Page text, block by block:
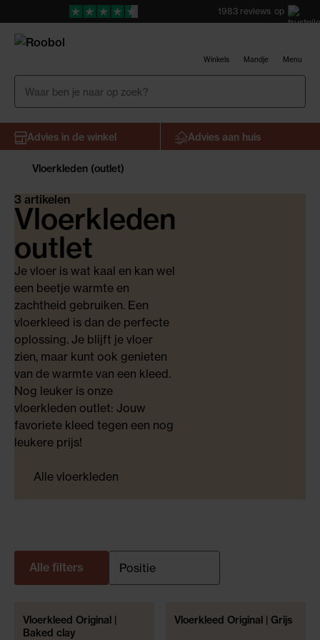
1983 reviews op
Winkels Mandje Menu
Advies in de winkel Advies aan huis
Vloerkleden (outlet)
Vloerkleden
outlet
3 artikelen
Je vloer is wat kaal en kan wel
een beetje warmte en
zachtheid gebruiken. Een
vloerkleed is dan de perfecte
oplossing. Je blijft je vloer
zien, maar kunt ook genieten
van de warmte van een kleed.
Nog leuker is onze
vloerkleden outlet: Jouw
favoriete kleed tegen een nog
leukere prijs!
Alle vloerkleden
Alle filters
60% KORTING!
Vloerkleed Original |
Baked clay
60% KORTING!
Vloerkleed Original | Grijs